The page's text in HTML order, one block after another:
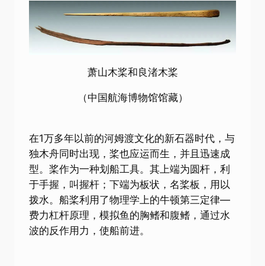
萧山木桨和良渚木桨
（中国航海博物馆馆藏）
在1万多年以前的河姆渡文化的新石器时代，与
独木舟同时出现，桨也应运而生，并且迅速成
型。桨作为一种划船工具。其上端为圆杆，利
于手握，叫握杆；下端为板状，名桨板，用以
拨水。船桨利用了物理学上的牛顿第三定律—
费力杠杆原理，模拟鱼的胸鳍和腹鳍，通过水
波的反作用力，使船前进。